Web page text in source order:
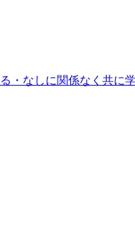
なしに関係なく共に